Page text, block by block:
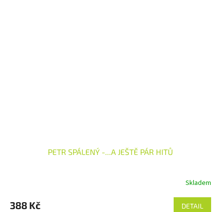
PETR SPÁLENÝ -...A JEŠTĚ PÁR HITŮ
Skladem
388 Kč DETAIL